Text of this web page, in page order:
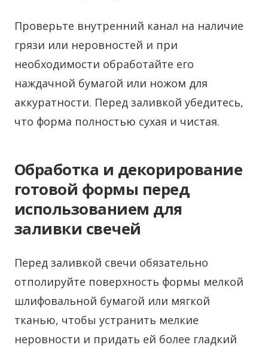
Проверьте внутренний канал на наличие
грязи или неровностей и при
необходимости обработайте его
наждачной бумагой или ножом для
аккуратности. Перед заливкой убедитесь,
что форма полностью сухая и чистая.
Обработка и декорирование
готовой формы перед
использованием для
заливки свечей
Перед заливкой свечи обязательно
отполируйте поверхность формы мелкой
шлифовальной бумагой или мягкой
тканью, чтобы устранить мелкие
неровности и придать ей более гладкий